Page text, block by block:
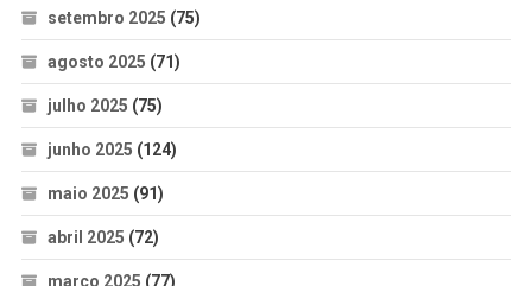
setembro 2025 (75)
agosto 2025 (71)
julho 2025 (75)
junho 2025 (124)
maio 2025 (91)
abril 2025 (72)
março 2025 (77)